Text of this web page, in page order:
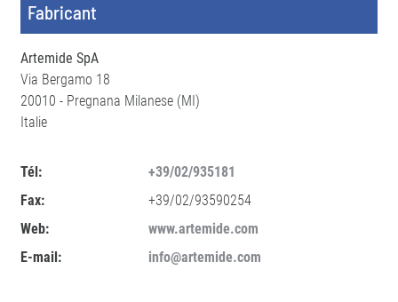
Fabricant
Artemide SpA
Via Bergamo 18
20010 - Pregnana Milanese (MI)
Italie
Tél:
+39/02/935181
Fax:
+39/02/93590254
Web:
www.artemide.com
E-mail:
info@artemide.com